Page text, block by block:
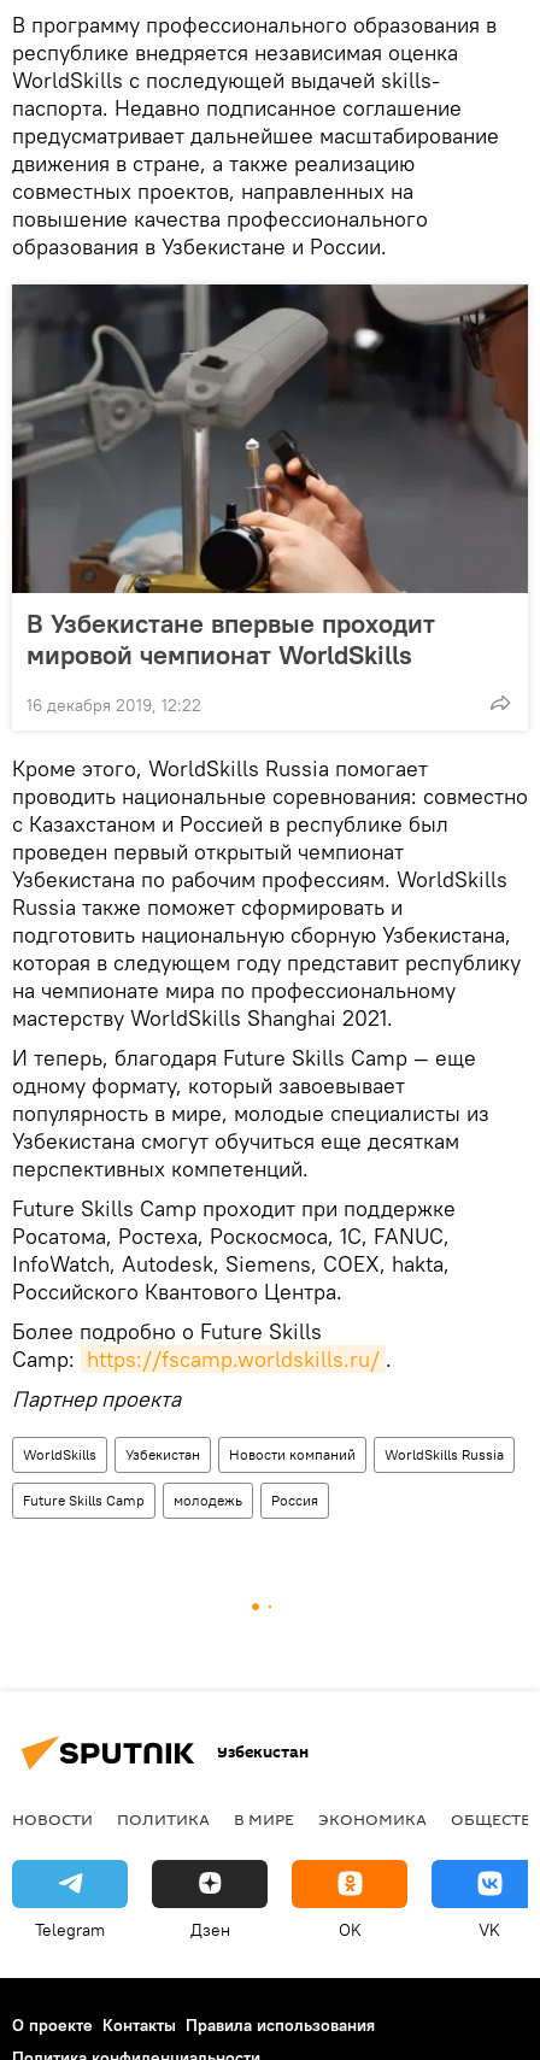
В программу профессионального образования в
республике внедряется независимая оценка
WorldSkills с последующей выдачей skills-
паспорта. Недавно подписанное соглашение
предусматривает дальнейшее масштабирование
движения в стране, а также реализацию
совместных проектов, направленных на
повышение качества профессионального
образования в Узбекистане и России.
В Узбекистане впервые проходит
мировой чемпионат WorldSkills
16 декабря 2019, 12:22
Кроме этого, WorldSkills Russia помогает
проводить национальные соревнования: совместно
с Казахстаном и Россией в республике был
проведен первый открытый чемпионат
Узбекистана по рабочим профессиям. WorldSkills
Russia также поможет сформировать и
подготовить национальную сборную Узбекистана,
которая в следующем году представит республику
на чемпионате мира по профессиональному
мастерству WorldSkills Shanghai 2021.
И теперь, благодаря Future Skills Camp — еще
одному формату, который завоевывает
популярность в мире, молодые специалисты из
Узбекистана смогут обучиться еще десяткам
перспективных компетенций.
Future Skills Camp проходит при поддержке
Росатома, Ростеха, Роскосмоса, 1С, FANUC,
InfoWatch, Autodesk, Siemens, COEX, hakta,
Российского Квантового Центра.
Более подробно о Future Skills
Camp: https://fscamp.worldskills.ru/ .
Партнер проекта
WorldSkills Узбекистан Новости компаний WorldSkills Russia
Future Skills Camp молодежь Россия
Узбекистан
НОВОСТИ ПОЛИТИКА В МИРЕ ЭКОНОМИКА
Telegram Дзен OK VK
О проекте Контакты Правила использования